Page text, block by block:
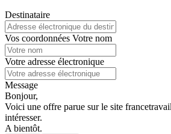
Destinataire
Vos coordonnées Votre nom
Votre adresse électronique
Message
Bonjour,
Voici une offre parue sur le site
intéresser.
A bientôt.